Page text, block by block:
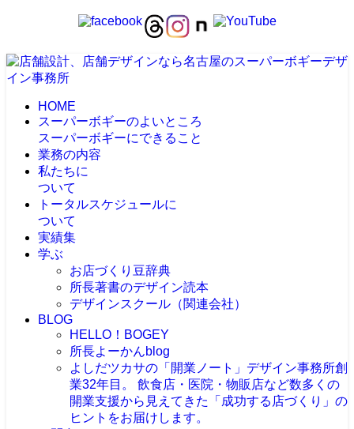
HOME
スーパーボギーのよいところ
スーパーボギーにできること
業務の内容
私たちに
ついて
トータルスケジュールに
ついて
実績集
学ぶ
お店づくり豆辞典
所長著書のデザイン読本
デザインスクール（関連会社）
BLOG
HELLO！BOGEY
所長よーかんblog
よしだツカサの「開業ノート」 デザイン事務所創
業32年目。 飲食店・医院・物販店など数多くの
開業支援から見えてきた「成功する店づくり」の
ヒントをお届けします。